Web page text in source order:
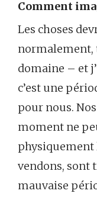
Comment
Les choses
normalement,
domaine – et
c’est une
pour nous.
moment ne
physiquement
vendons, sont
mauvaise